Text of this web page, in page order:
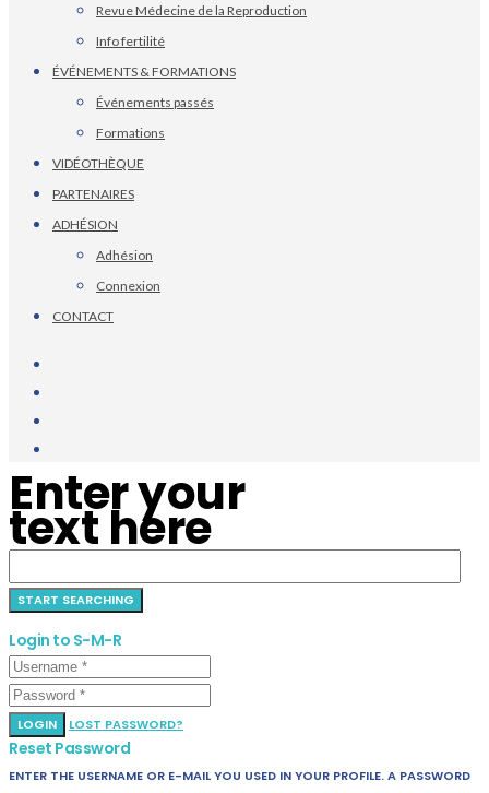
Revue Médecine de la Reproduction
Info fertilité
ÉVÉNEMENTS & FORMATIONS
Événements passés
Formations
VIDÉOTHÈQUE
PARTENAIRES
ADHÉSION
Adhésion
Connexion
CONTACT
Enter your
text here
Login to S-M-R
LOGIN LOST PASSWORD?
Reset Password
ENTER THE USERNAME OR E-MAIL YOU USED IN YOUR PROFILE. A PASSWORD